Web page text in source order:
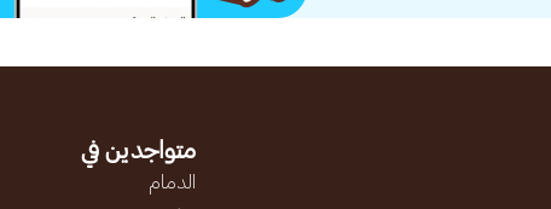
متواجدين في
الدمام